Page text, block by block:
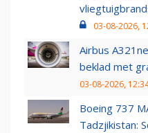
03-08-2026,
Airbus
beklad met
03-08-2026,
Boeing 737
Tadzjikistan: